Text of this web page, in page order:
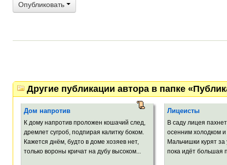
Опубликовать
Другие публикации автора в папке
Дом напротив
К дому напротив проложен кошачий след,
дремлет сугроб, подпирая калитку боком.
Кажется днём, будто в доме хозяев нет,
только вороны кричат на дубу высоком...
Лицеисты
В саду лицея
осенним холодком
Мальчишки курят за
пока идёт большая